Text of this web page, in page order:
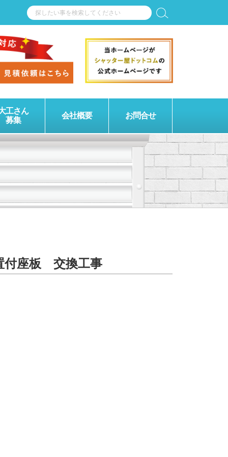
工さん
募集
会社概要 お問合せ
付座板 交換工事